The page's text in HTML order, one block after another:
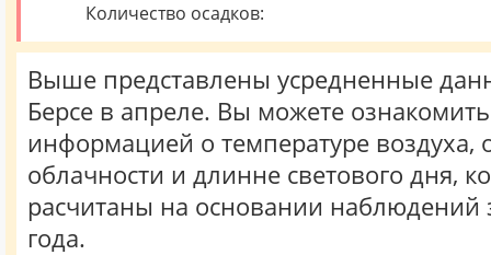
Количество осадков:
Выше представлены усредненные
Берсе в апреле. Вы можете
информацией о температуре воздуха,
облачности и длинне светового дня,
расчитаны на основании наблюдений
года.